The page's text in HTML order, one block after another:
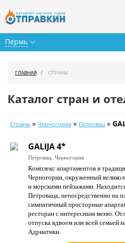
Пермь
Календарь туров
Цены дня
Страны
Как купить
О нас
Контакты
ГЛАВНАЯ СТРАНЫ
Каталог стран и
Страны » Черногория » Петровац »
GALIJA 4*
Петровац, Черногория
Комплекс апартаментов в
Черногории, окруженный
и морскими пейзажами.
Петроваца, непосредственно на
симпатичный просторные
ресторан с интересным меню.
отпуска вдвоем или всей семьей
Адриатики.